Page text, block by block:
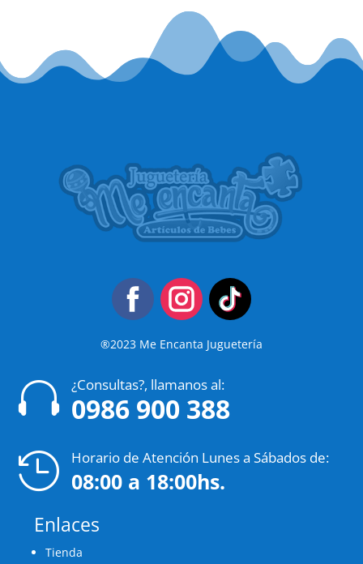
®2023 Me Encanta Juguetería
 ¿Consultas?, llamanos al:
0986 900 388
 Horario de Atención Lunes a Sábados de:
08:00 a 18:00hs.
Enlaces
Tienda